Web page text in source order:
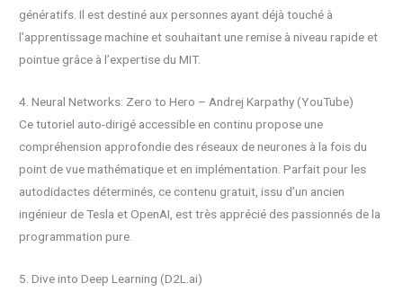
génératifs. Il est destiné aux personnes ayant déjà touché à
l’apprentissage machine et souhaitant une remise à niveau rapide et
pointue grâce à l’expertise du MIT.
4. Neural Networks: Zero to Hero – Andrej Karpathy (YouTube)
Ce tutoriel auto-dirigé accessible en continu propose une
compréhension approfondie des réseaux de neurones à la fois du
point de vue mathématique et en implémentation. Parfait pour les
autodidactes déterminés, ce contenu gratuit, issu d’un ancien
ingénieur de Tesla et OpenAI, est très apprécié des passionnés de la
programmation pure.
5. Dive into Deep Learning (D2L.ai)